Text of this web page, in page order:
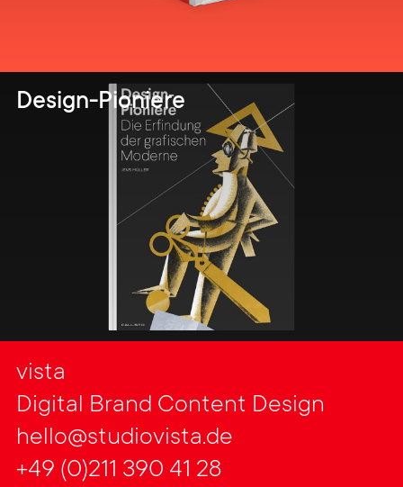
Design-Pioniere
vista
Digital Brand Content Design
hello@studiovista.de
+49 (0)211 390 41 28